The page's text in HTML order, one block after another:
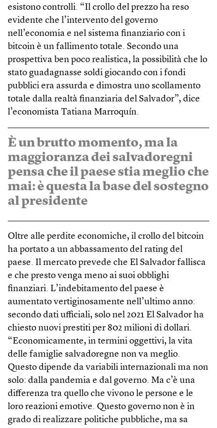
esistono controlli. “Il crollo del prezzo ha reso
evidente che l’intervento del governo
nell’economia e nel sistema finanziario con i
bitcoin è un fallimento totale. Secondo una
prospettiva ben poco realistica, la possibilità che lo
stato guadagnasse soldi giocando con i fondi
pubblici era assurda e dimostra uno scollamento
totale dalla realtà finanziaria del Salvador”, dice
l’economista Tatiana Marroquín.
È un brutto momento, ma la
maggioranza dei salvadoregni
pensa che il paese stia meglio che
mai: è questa la base del sostegno
al presidente
Oltre alle perdite economiche, il crollo del bitcoin
ha portato a un abbassamento del rating del
paese. Il mercato prevede che El Salvador fallisca
e che presto venga meno ai suoi obblighi
finanziari. L’indebitamento del paese è
aumentato vertiginosamente nell’ultimo anno:
secondo dati ufficiali, solo nel 2021 El Salvador ha
chiesto nuovi prestiti per 802 milioni di dollari.
“Economicamente, in termini oggettivi, la vita
delle famiglie salvadoregne non va meglio.
Questo dipende da variabili internazionali ma non
solo: dalla pandemia e dal governo. Ma c’è una
differenza tra quello che vivono le persone e le
loro reazioni emotive. Questo governo non è in
grado di realizzare politiche pubbliche, ma sa